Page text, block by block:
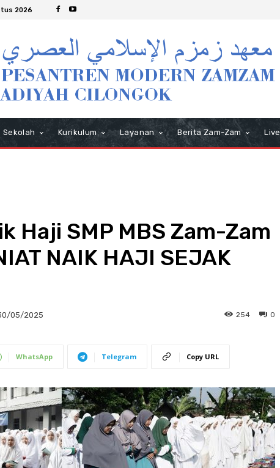
2026
Sekolah Kurikulum Layanan Berita Zam-Zam Live
Haji SMP MBS Zam-Zam
NAIK HAJI SEJAK
05/2025 0
254
WhatsApp Telegram Copy URL